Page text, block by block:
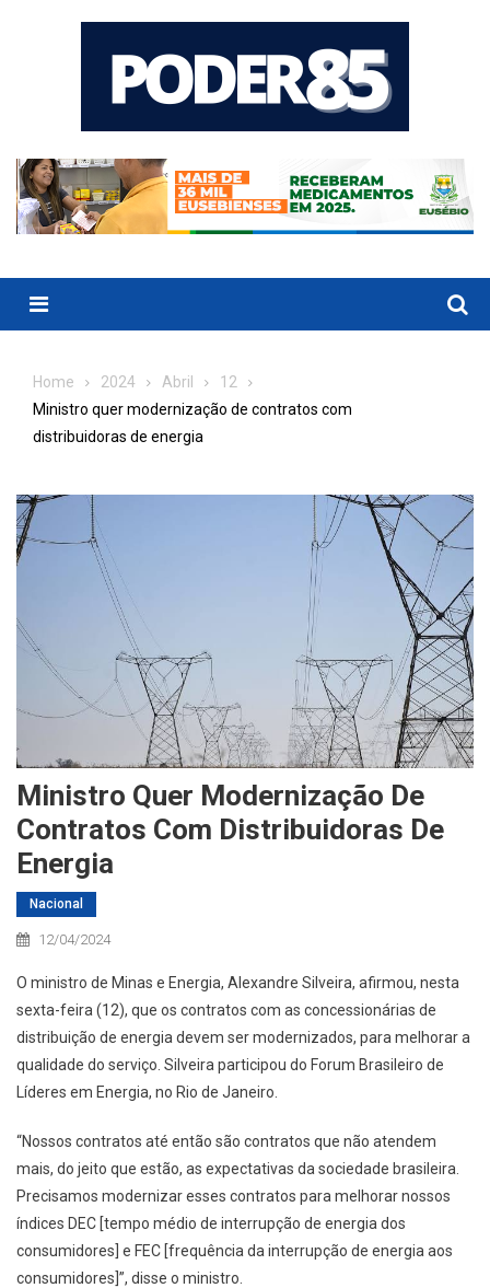
Menu
Home 2024 Abril
12
Ministro quer modernização de contratos com
distribuidoras de energia
Ministro Quer Modernização De
Contratos Com Distribuidoras De
Energia
Nacional
12/04/2024
O ministro de Minas e Energia, Alexandre Silveira, afirmou, nesta
sexta-feira (12), que os contratos com as concessionárias de
distribuição de energia devem ser modernizados, para melhorar a
qualidade do serviço. Silveira participou do Forum Brasileiro de
Líderes em Energia, no Rio de Janeiro.
“Nossos contratos até então são contratos que não atendem
mais, do jeito que estão, as expectativas da sociedade brasileira.
Precisamos modernizar esses contratos para melhorar nossos
índices DEC [tempo médio de interrupção de energia dos
consumidores] e FEC [frequência da interrupção de energia aos
consumidores]”, disse o ministro.